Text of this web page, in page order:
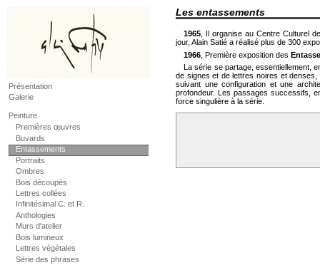
Les entassements
1965 , Il organise au Centre Culturel
jour, Alain Satié a réalisé plus de 300
1966 , Première exposition des
La série se partage, essentiellement,
de signes et de lettres noires et
suivant une configuration et une
profondeur. Les passages successifs,
force singulière à la série.
Présentation
Galerie
Peinture
Premières œuvres
Buvards
Entassements
Portraits
Ombres
Bois découpés
Lettres collées
Infinitésimal C. et R.
Anthologies
Murs d'atelier
Bois lumineux
Lettres végétales
Série des phrases